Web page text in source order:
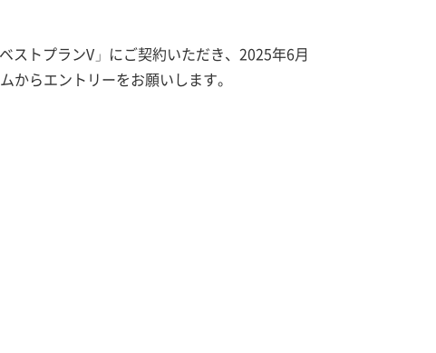
ストプランV」にご契約いただき、2025年6月
らエントリーをお願いします。